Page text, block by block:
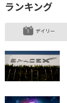
ランキング
デイリー